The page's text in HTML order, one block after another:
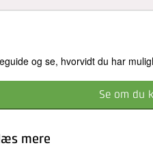
og se, hvorvidt du har
Se om du
mere